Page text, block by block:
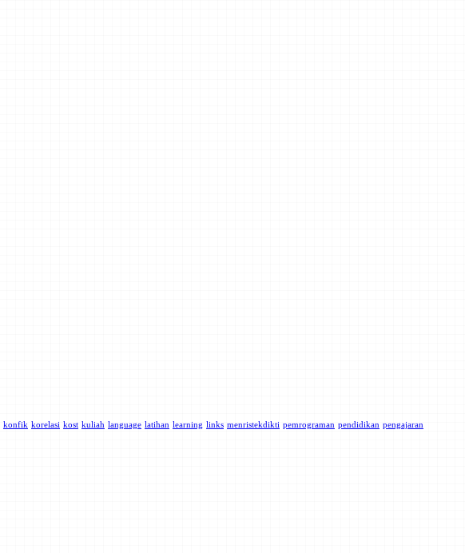
konfik korelasi kost kuliah language latihan learning links menristekdikti pemrograman pendidikan pengajaran